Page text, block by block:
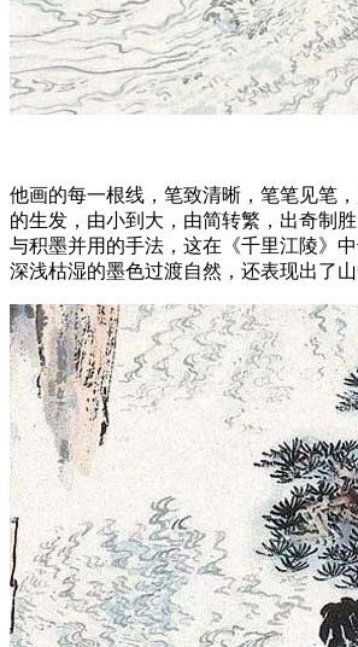
他画的每一根线，笔致清晰，笔笔见笔
的生发，由小到大，由简转繁，出奇制
与积墨并用的手法，这在《千里江陵》
深浅枯湿的墨色过渡自然，还表现出了